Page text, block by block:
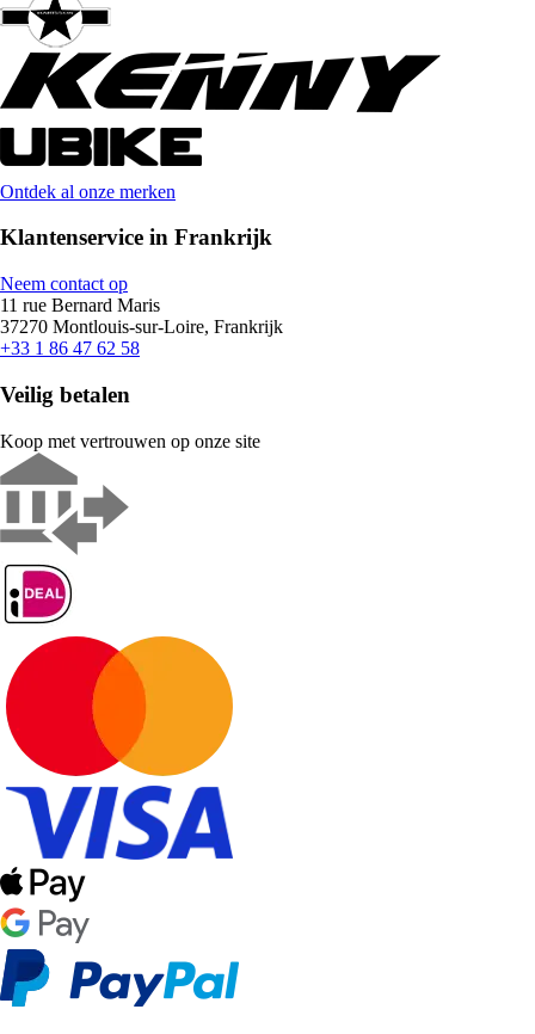
Ontdek al onze merken
Klantenservice in Frankrijk
Neem contact op
11 rue Bernard Maris
37270 Montlouis-sur-Loire, Frankrijk
+33 1 86 47 62 58
Veilig betalen
Koop met vertrouwen op onze site